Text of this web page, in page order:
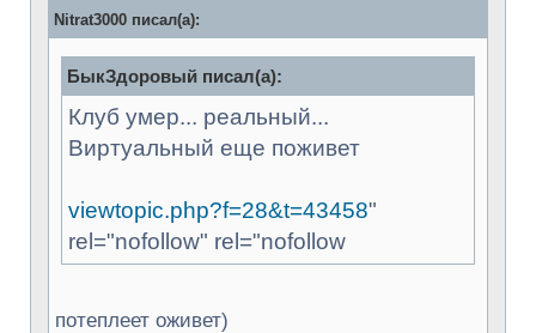
Nitrat3000 писал(а):
БыкЗдоровый писал(а):
Клуб умер... реальный...
Виртуальный еще поживет
viewtopic.php?f=28&t=43458"
rel="nofollow" rel="nofollow
потеплеет оживет)